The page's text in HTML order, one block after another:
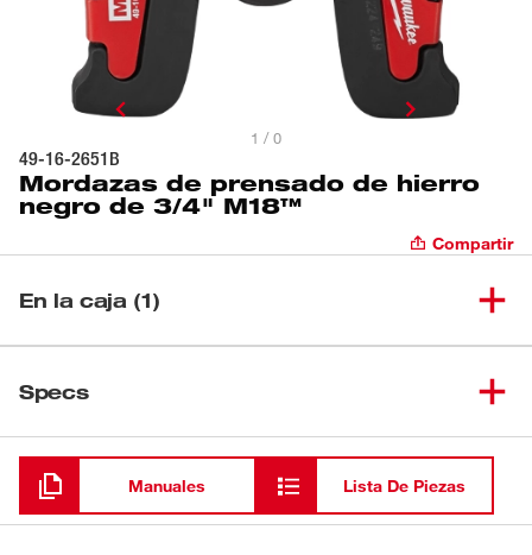
1 / 0
49-16-2651B
Mordazas de prensado de hierro
negro de 3/4" M18™
Compartir
En la caja (1)
Specs
Cargando
Manuales Lista De Piezas